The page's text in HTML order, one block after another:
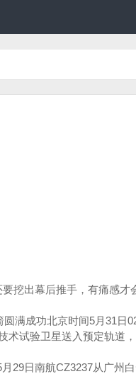
挖出幕后推手，有痛感才
满成功北京时间5月31日
术试验卫星送入预定轨道
29日南航CZ3237从广州